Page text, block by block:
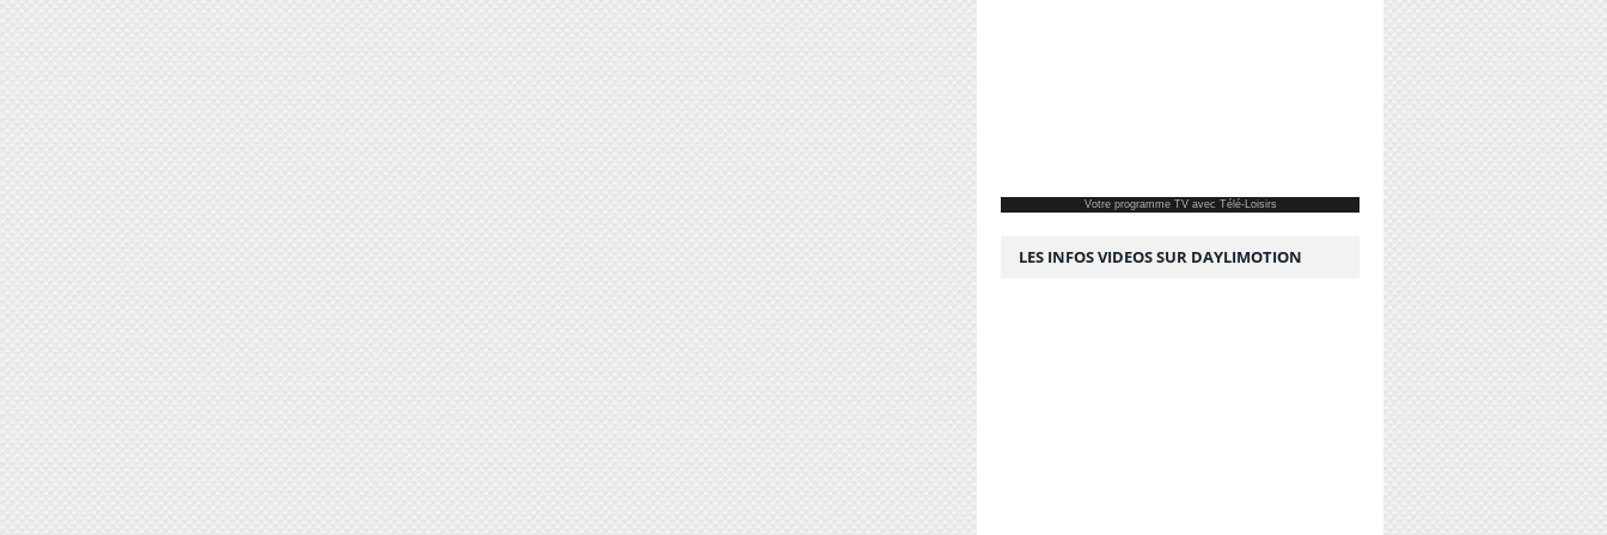
Votre programme TVavec Télé-Loisirs
LES INFOS VIDEOS SUR DAYLIMOTION